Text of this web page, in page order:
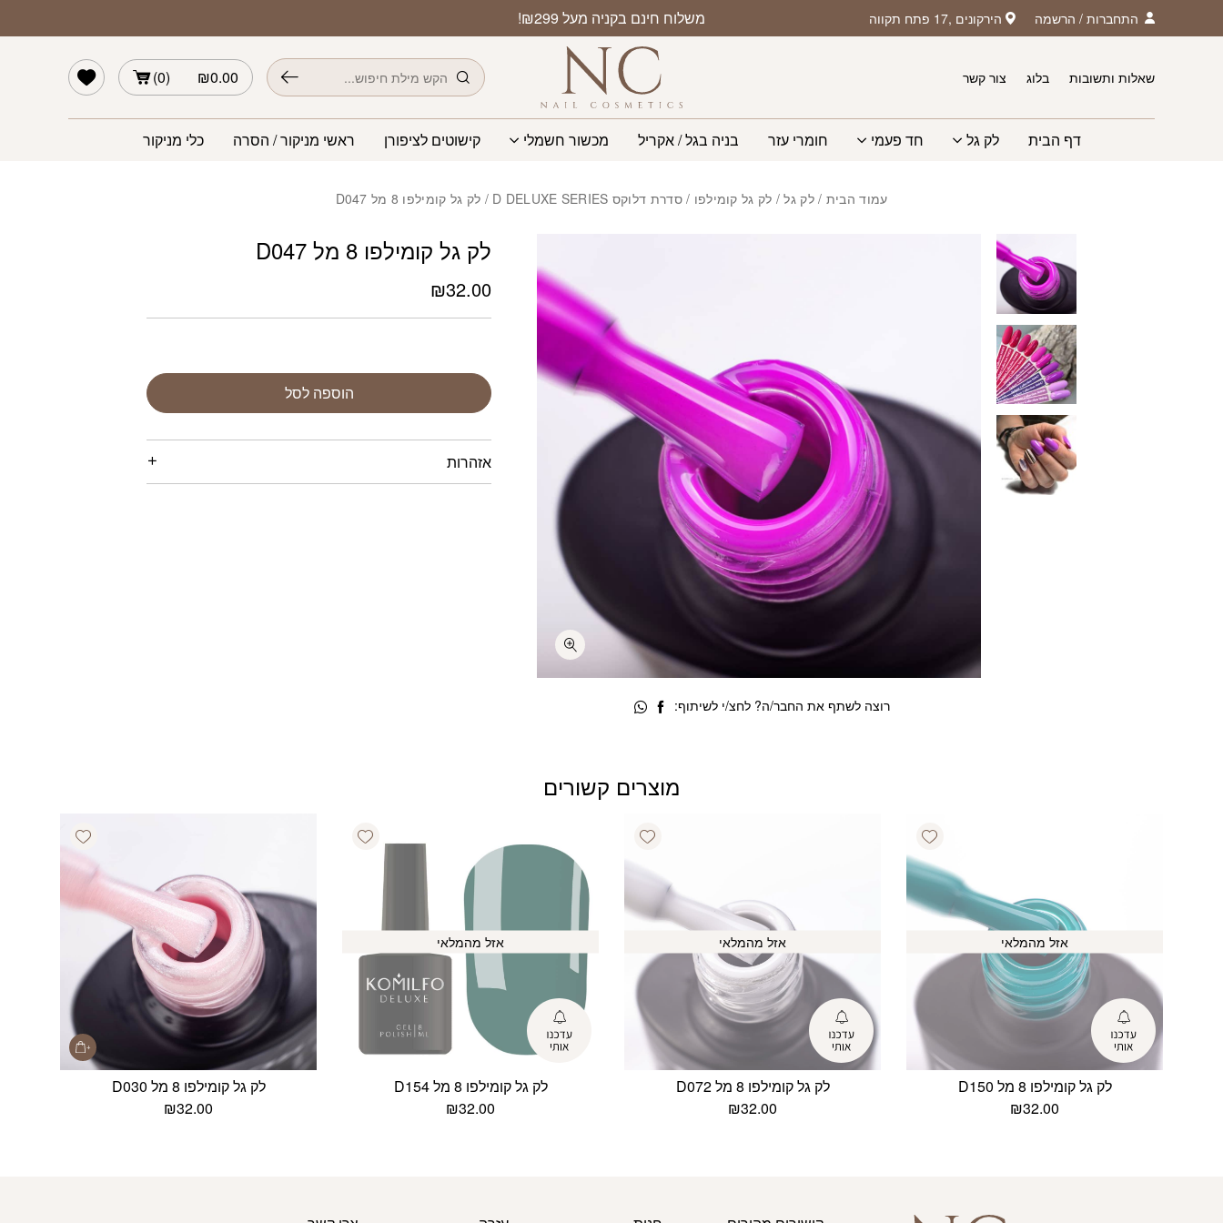
Skip to Content משלוח חינם בקניה מעל ₪299! התחברות / הרשמה הירקונים ,17 פתח תקווה
חיפוש ₪0.00
(
0
)
שאלות ותשובות
בלוג צור קשר
דף הבית לק גל חד פעמי חומרי עזר בניה בגל / אקריל מכשור חשמלי קישוטים לציפורן ראשי מניקור / הסרה כלי מניקור
עמוד הבית /לק גל/ לק גל קומילפו /סדרת דלוקס D DELUXE SERIES / לק גל קומילפו 8 מל D047
לק גל קומילפו 8 מל D047
₪32.00
הוספה לסל
אזהרות
רוצה לשתף את החבר/ה? לחצ/י לשיתוף:
מוצרים קשורים
Add wishlist
אזל מהמלאי
לק גל קומילפו 8 מל D150
₪32.00
Add wishlist
אזל מהמלאי
לק גל קומילפו 8 מל D072
₪32.00
Add wishlist
אזל מהמלאי
לק גל קומילפו 8 מל D154
₪32.00
Add wishlist
לק גל קומילפו 8 מל D030
₪32.00
בחזרה למעלה